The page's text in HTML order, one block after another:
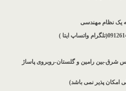
یک نظام مهندسی
واتساپ ایتا )
شرق-بین رامین و گلستان-روبروی پاساژ
پذیر نمی باشد)